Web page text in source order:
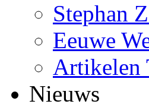
Stephan
Eeuwe
Artikelen
Nieuws